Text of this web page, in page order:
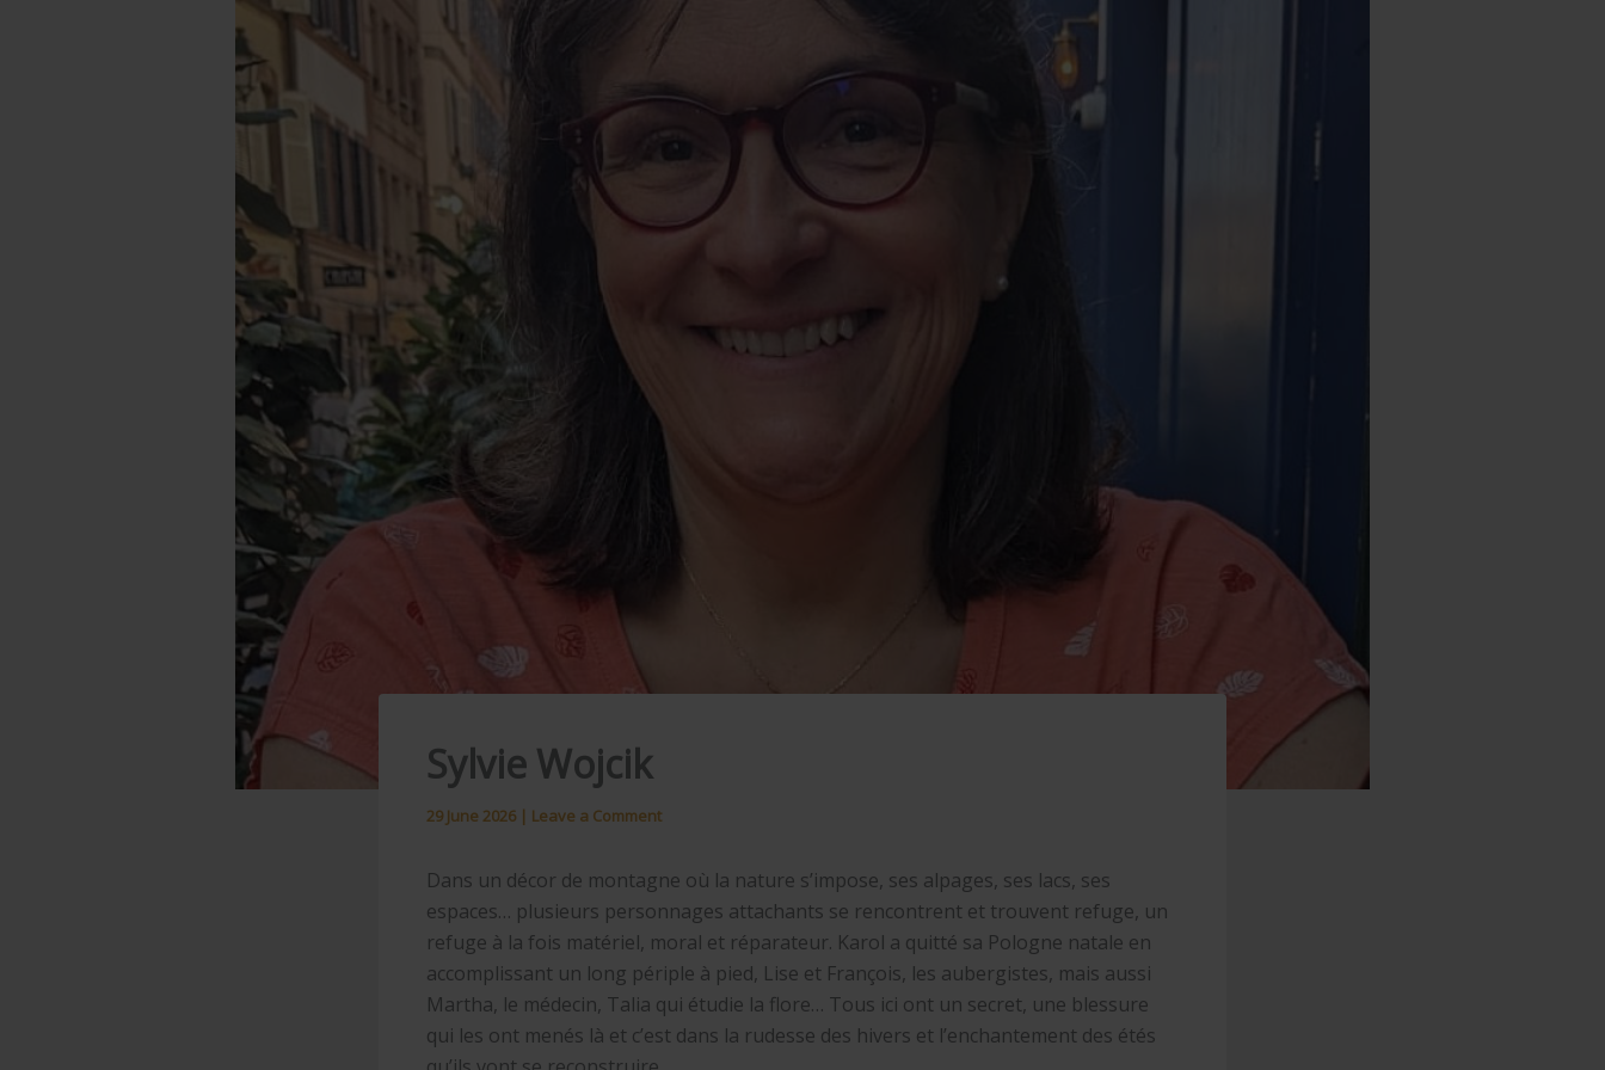
Sylvie Wojcik
29 June 2026 Leave a Comment
Dans un décor de montagne où la nature s’impose, ses alpages, ses lacs, ses
espaces… plusieurs personnages attachants se rencontrent et trouvent refuge, un
refuge à la fois matériel, moral et réparateur. Karol a quitté sa Pologne natale en
accomplissant un long périple à pied, Lise et François, les aubergistes, mais aussi
Martha, le médecin, Talia qui étudie la flore… Tous ici ont un secret, une blessure
qui les ont menés là et c’est dans la rudesse des hivers et l’enchantement des étés